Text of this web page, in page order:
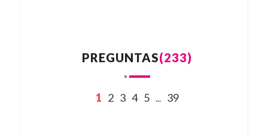
PREGUNTAS(233)
1 2 3 4 5 ... 39